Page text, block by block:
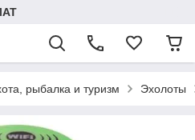
рыбалка и туризм Эхолоты